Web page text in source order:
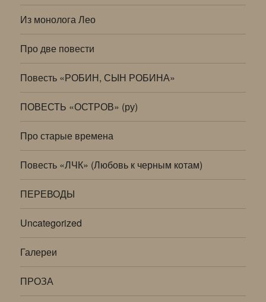
Из монолога Лео
Про две повести
Повесть «РОБИН, СЫН РОБИНА»
ПОВЕСТЬ «ОСТРОВ» (ру)
Про старые времена
Повесть «ЛЧК» (Любовь к черным котам)
ПЕРЕВОДЫ
Uncategorized
Галереи
ПРОЗА